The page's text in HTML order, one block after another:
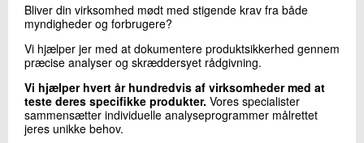
Send
Bliver din virksomhed mødt med stigende krav fra både
myndigheder og forbrugere?
Vi hjælper jer med at dokumentere produktsikkerhed gennem
præcise analyser og skræddersyet rådgivning.
Vi hjælper hvert år hundredvis af virksomheder med at
teste deres specifikke produkter. Vores specialister
sammensætter individuelle analyseprogrammer målrettet
jeres unikke behov.